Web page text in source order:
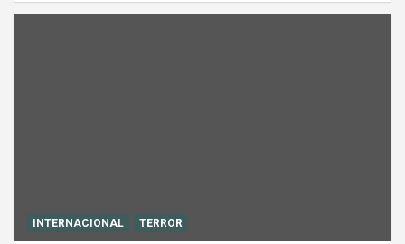
INTERNACIONAL TERROR